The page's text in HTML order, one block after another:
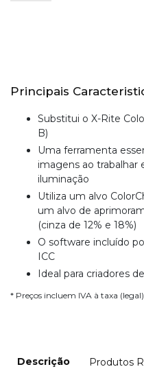
Principais
Substitui o X-Rite
B)
Uma ferramenta
imagens ao trabalhar
iluminação
Utiliza um alvo
um alvo de
(cinza de 12% e 18%)
O software incluído
ICC
Ideal para criadores
* Preços incluem IVA à taxa
Descrição Produtos